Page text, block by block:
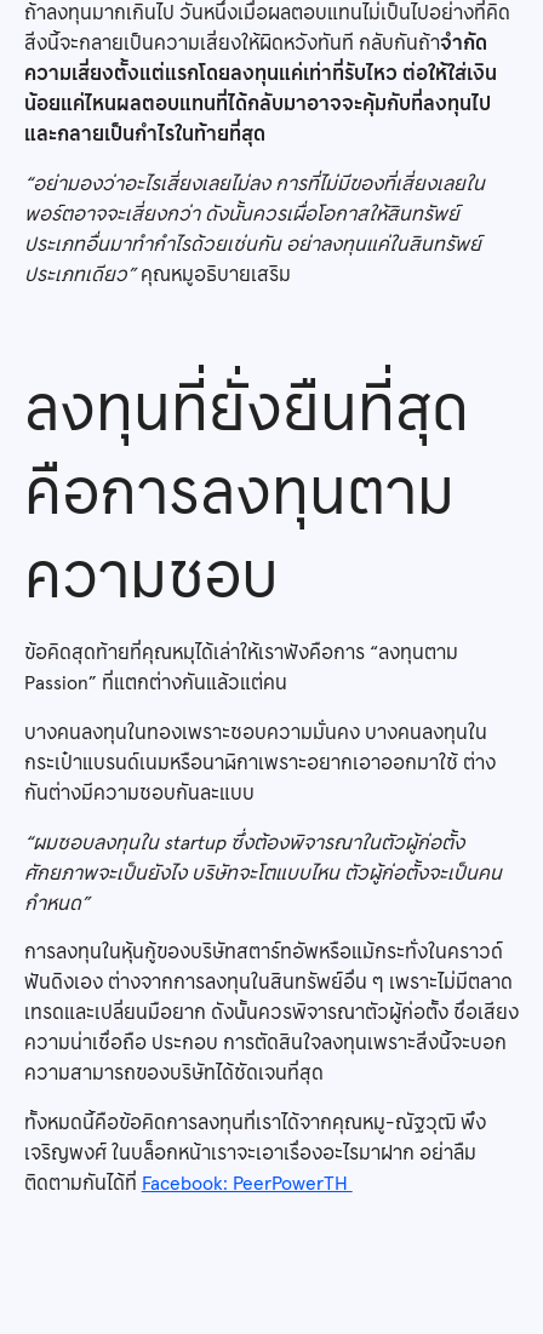
ถ้าลงทุนมากเกินไป วันหนึ่งเมื่อผลตอบแทนไม่เป็นไปอย่างที่คิด
สิ่งนี้จะกลายเป็นความเสี่ยงให้ผิดหวังทันที กลับกันถ้าจำกัด
ความเสี่ยงตั้งแต่แรกโดยลงทุนแค่เท่าที่รับไหว ต่อให้ใส่เงิน
น้อยแค่ไหนผลตอบแทนที่ได้กลับมาอาจจะคุ้มกับที่ลงทุนไป
และกลายเป็นกำไรในท้ายที่สุด
“อย่ามองว่าอะไรเสี่ยงเลยไม่ลง การที่ไม่มีของที่เสี่ยงเลยใน
พอร์ตอาจจะเสี่ยงกว่า ดังนั้นควรเผื่อโอกาสให้สินทรัพย์
ประเภทอื่นมาทำกำไรด้วยเช่นกัน อย่าลงทุนแค่ในสินทรัพย์
ประเภทเดียว”คุณหมูอธิบายเสริม
ลงทุนที่ยั่งยืนที่สุด
คือการลงทุนตาม
ความชอบ
ข้อคิดสุดท้ายที่คุณหมุได้เล่าให้เราฟังคือการ “ลงทุนตาม
Passion” ที่แตกต่างกันแล้วแต่คน
บางคนลงทุนในทองเพราะชอบความมั่นคง บางคนลงทุนใน
กระเป๋าแบรนด์เนมหรือนาฬิกาเพราะอยากเอาออกมาใช้ ต่าง
กันต่างมีความชอบกันละแบบ
“ผมชอบลงทุนใน startup ซึ่งต้องพิจารณาในตัวผู้ก่อตั้ง
ศักยภาพจะเป็นยังไง บริษัทจะโตแบบไหน ตัวผู้ก่อตั้งจะเป็นคน
กำหนด”
การลงทุนในหุ้นกู้ของบริษัทสตาร์ทอัพหรือแม้กระทั่งในคราวด์
ฟันดิงเอง ต่างจากการลงทุนในสินทรัพย์อื่น ๆ เพราะไม่มีตลาด
เทรดและเปลี่ยนมือยาก ดังนั้นควรพิจารณาตัวผู้ก่อตั้ง ชื่อเสียง
ความน่าเชื่อถือ ประกอบ การตัดสินใจลงทุนเพราะสิ่งนี้จะบอก
ความสามารถของบริษัทได้ชัดเจนที่สุด
ทั้งหมดนี้คือข้อคิดการลงทุนที่เราได้จากคุณหมู-ณัฐวุฒิ พึง
เจริญพงศ์ ในบล็อกหน้าเราจะเอาเรื่องอะไรมาฝาก อย่าลืม
ติดตามกันได้ที่ Facebook: PeerPowerTH